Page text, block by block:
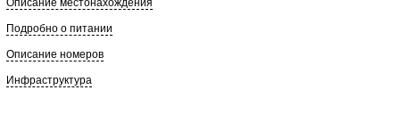
Описание местонахождения
Подробно о питании
Описание номеров
Инфраструктура